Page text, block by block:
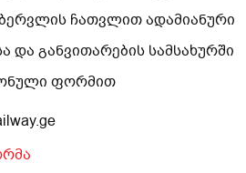
ჩათვლით ადამიანური
და განვითარების სამსახურში
ფორმით